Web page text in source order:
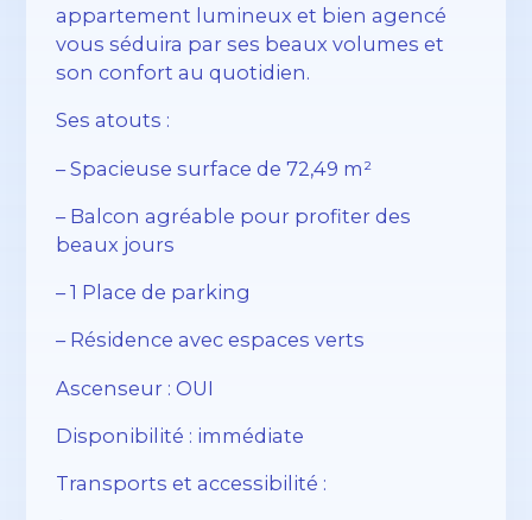
appartement lumineux et bien agencé
vous séduira par ses beaux volumes et
son confort au quotidien.
Ses atouts :
– Spacieuse surface de 72,49 m²
– Balcon agréable pour profiter des
beaux jours
– 1 Place de parking
– Résidence avec espaces verts
Ascenseur : OUI
Disponibilité : immédiate
Transports et accessibilité :